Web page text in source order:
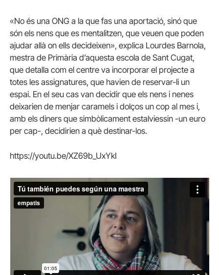
«No és una ONG a la que fas una aportació, sinó que
són els nens que es mentalitzen, que veuen que poden
ajudar allà on ells decideixen», explica Lourdes Barnola,
mestra de Primària d’aquesta escola de Sant Cugat,
que detalla com el centre va incorporar el projecte a
totes les assignatures, que havien de reservar-li un
espai. En el seu cas van decidir que els nens i nenes
deixarien de menjar caramels i dolços un cop al mes i,
amb els diners que simbòlicament estalviessin -un euro
per cap-, decidirien a què destinar-los.
https://youtu.be/XZ69b_UxYkI